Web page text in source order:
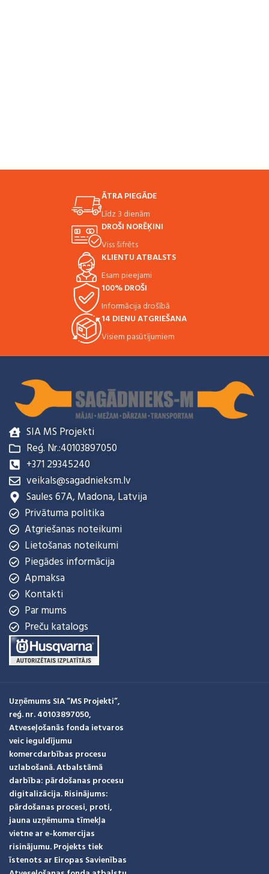
ĀTRA PIEGĀDE
Līdz 3 dienām
DROŠI NORĒĶINI
Viss šifrēts
KLIENTU ATBALSTS
Esam pieejami
100% DROŠI
Informācija drošībā
14 DIENU ATGRIEŠANA
Visiem pasūtījumiem
SIA MS Projekti
Reģ. Nr.:40103897050
+371 29345240
veikals@sagadnieksm.lv
Saules 67A, Madona, Latvija
Privātuma politika
Atgriešanas noteikumi
Lietošanas noteikumi
Piegādes informācija
Apmaksa
Kontakti
Par mums
Preču katalogs
Uzņēmums SIA “MS Projekti”,
reģ. nr. 40103897050,
Atveseļošanās fonda ietvaros
veic ieguldījumu
komercdarbības procesu
uzlabošanā. Atbalstāmā
darbība: pārdošanas procesu
digitalizācija. Risinājums:
pārdošanas procesi, proti,
jauna uzņēmuma tīmekļa
vietne ar e-komercijas
risinājumu. Projekts tiek
īstenots ar Eiropas Savienības